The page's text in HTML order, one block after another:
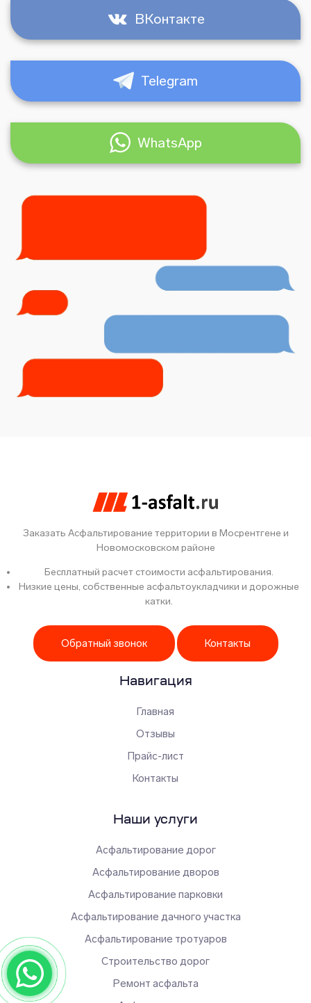
ВКонтакте
Telegram
WhatsApp
Заказать Асфальтирование территории в Мосрентгене и
Новомосковском районе
Бесплатный расчет стоимости асфальтирования.
Низкие цены, собственные асфальтоукладчики и дорожные
катки.
Обратный звонок Контакты
Навигация
Главная
Отзывы
Прайс-лист
Контакты
Наши услуги
Асфальтирование дорог
Асфальтирование дворов
Асфальтирование парковки
Асфальтирование дачного участка
Асфальтирование тротуаров
Строительство дорог
Ремонт асфальта